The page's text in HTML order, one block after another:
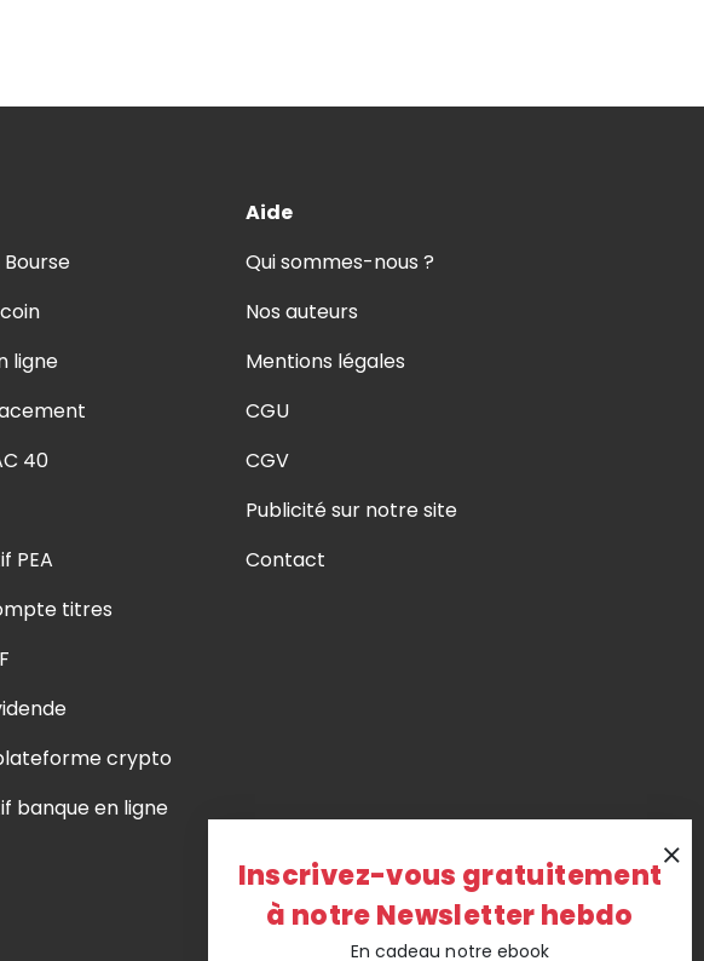
Inscrivez-vous gratuitement
à notre Newsletter hebdo
En cadeau notre ebook
ligne
40
PEA
titres
crypto
banque en ligne
Aide
Qui sommes-nous ?
Nos auteurs
Mentions légales
CGU
CGV
Publicité sur notre site
Contact